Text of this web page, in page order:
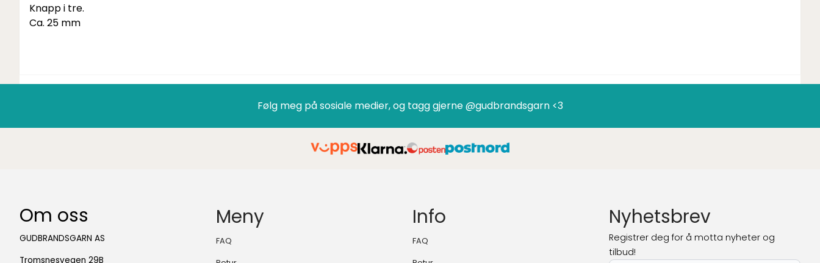
Knapp i tre.
Ca. 25 mm
Følg meg på sosiale medier, og tagg gjerne @gudbrandsgarn <3
Om oss
GUDBRANDSGARN AS
Tromsnesvegen 29B
Meny
FAQ
Info
FAQ
Nyhetsbrev
Registrer deg for å motta nyheter og
tilbud!